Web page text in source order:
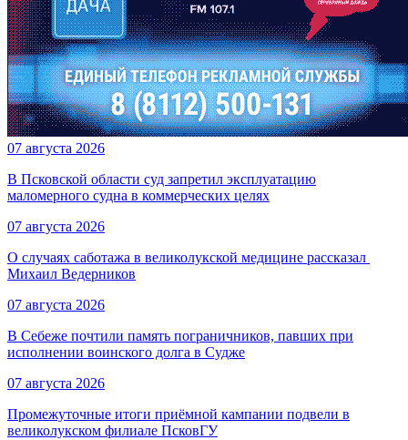
07 августа 2026
В Псковской области суд запретил эксплуатацию
маломерного судна в коммерческих целях
07 августа 2026
О случаях саботажа в великолукской медицине рассказал ​
Михаил Ведерников
07 августа 2026
В Себеже почтили память пограничников, павших при
исполнении воинского долга в Судже
07 августа 2026
Промежуточные итоги приёмной кампании подвели в
великолукском филиале ПсковГУ